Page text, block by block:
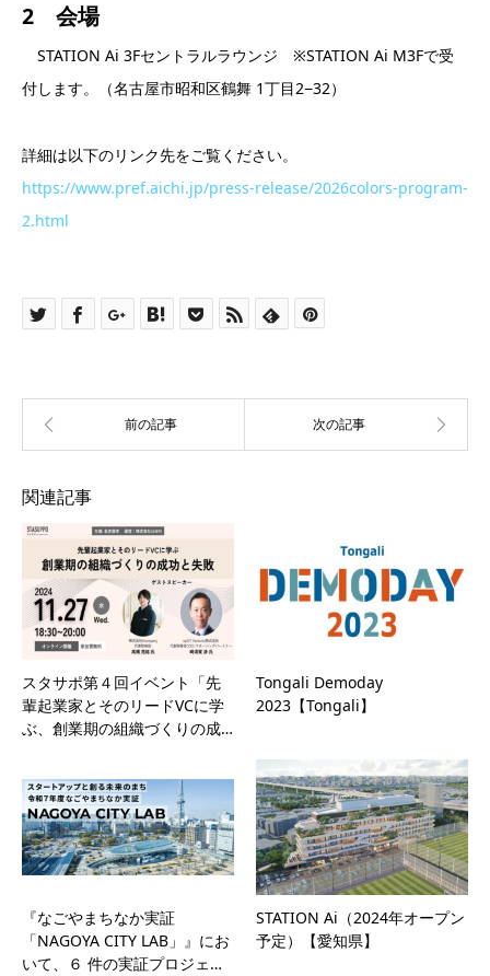
2 会場
STATION Ai 3Fセントラルラウンジ ※STATION Ai M3Fで受
付します。（名古屋市昭和区鶴舞 1丁目2−32）
詳細は以下のリンク先をご覧ください。
https://www.pref.aichi.jp/press-release/2026colors-program-
2.html
関連記事
スタサポ第４回イベント「先
輩起業家とそのリードVCに学
ぶ、創業期の組織づくりの成…
Tongali Demoday
2023【Tongali】
『なごやまちなか実証
「NAGOYA CITY LAB」』にお
いて、６ 件の実証プロジェ…
STATION Ai（2024年オープン
予定）【愛知県】